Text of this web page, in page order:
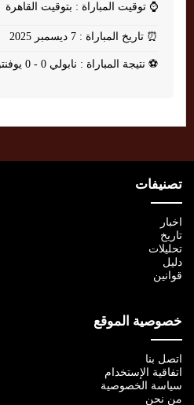
⌚ توقيت المباراة : بتوقيت القاهرة
⏰ تاريخ المباراة : 7 ديسمبر 2025
⚽ نتيجة المباراة : نابولي 0 - 0 يوفنتوس
تصنيفات
اخبار
تاريخ
تحليلات
دليل
قوانين
خصوصية الموقع
اتصل بنا
اتفاقية الإستخدام
سياسة الخصوصية
من نحن